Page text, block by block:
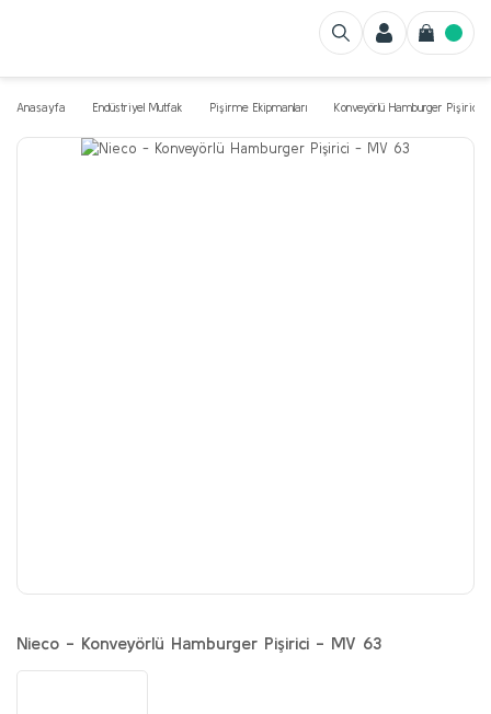
Anasayfa Endüstriyel Mutfak Pişirme Ekipmanları Konveyörlü Hamburger Pişirici
Nieco - Konveyörlü Hamburger Pişirici - MV 63